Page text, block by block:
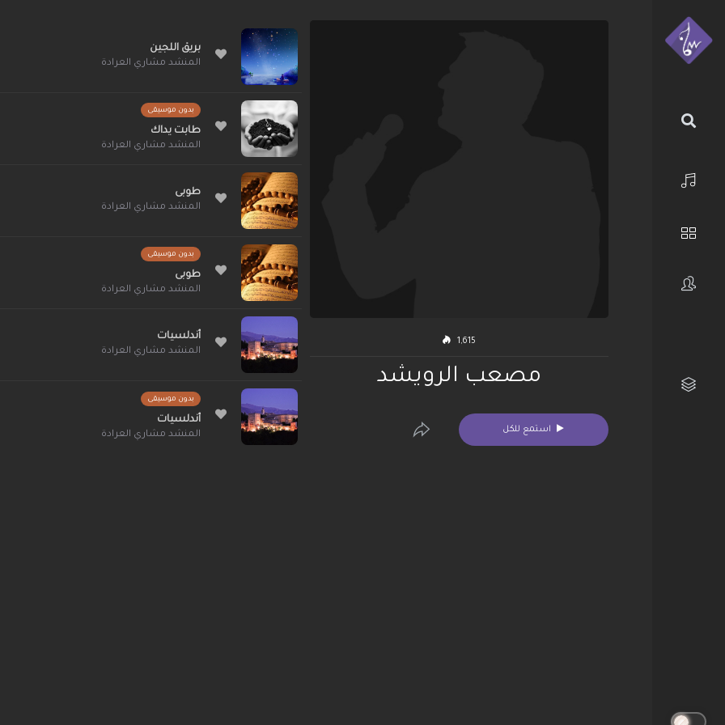
استكشف
1,615
مصعب الرويشد
استمع للكل
بريق اللجين
المنشد مشاري العرادة
بدون موسيقى
طابت يداك
المنشد مشاري العرادة
طوبى
المنشد مشاري العرادة
بدون موسيقى
طوبى
المنشد مشاري العرادة
أندلسيات
المنشد مشاري العرادة
بدون موسيقى
أندلسيات
المنشد مشاري العرادة